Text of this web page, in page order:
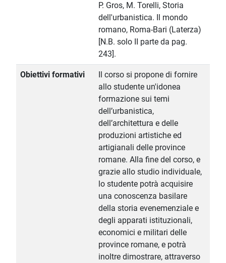
P. Gros, M. Torelli, Storia
dell'urbanistica. Il mondo
romano, Roma-Bari (Laterza)
[N.B. solo II parte da pag.
243].
Obiettivi formativi
Il corso si propone di fornire
allo studente un'idonea
formazione sui temi
dell’urbanistica,
dell’architettura e delle
produzioni artistiche ed
artigianali delle province
romane. Alla fine del corso, e
grazie allo studio individuale,
lo studente potrà acquisire
una conoscenza basilare
della storia evenemenziale e
degli apparati istituzionali,
economici e militari delle
province romane, e potrà
inoltre dimostrare, attraverso